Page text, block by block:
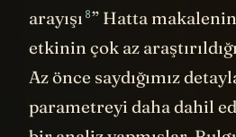
arayışı 8” Hatta
etkinin çok az
Az önce saydığımız
parametreyi daha dahil